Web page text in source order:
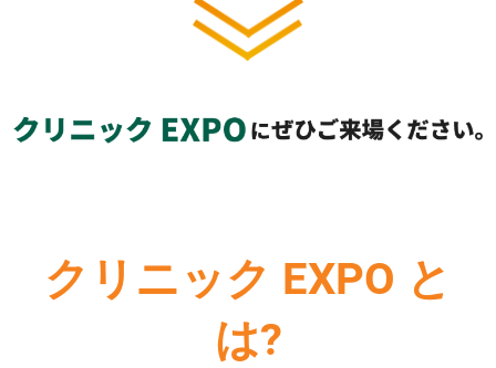
クリニック EXPO と
は?